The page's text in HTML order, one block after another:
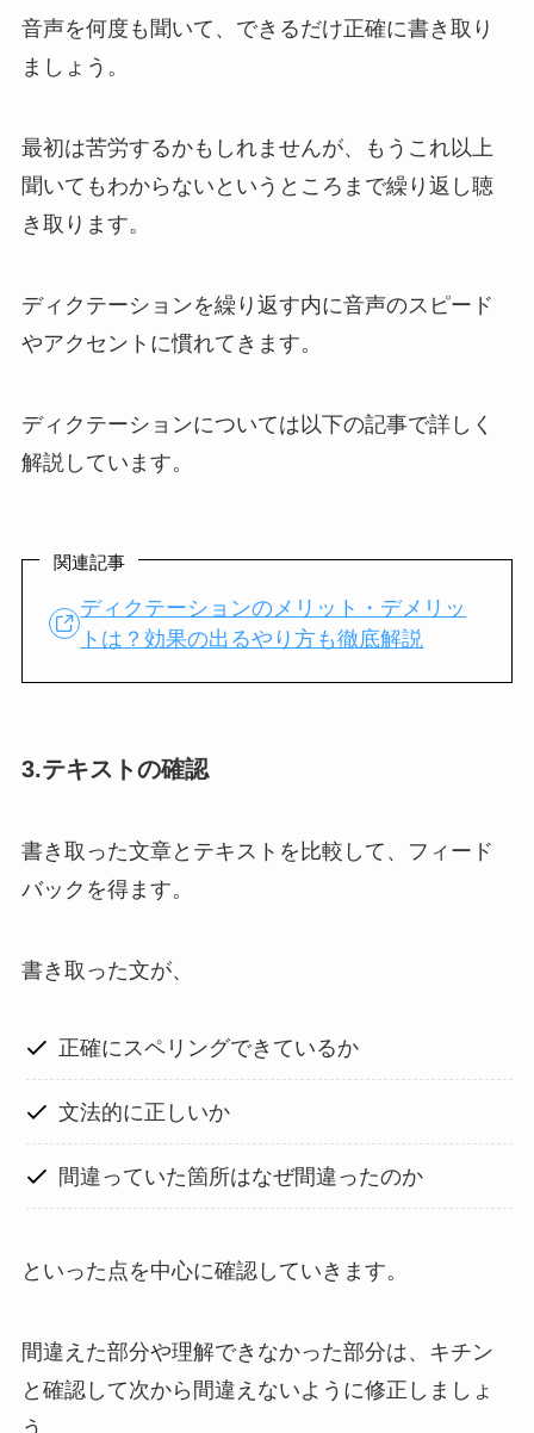
音声を何度も聞いて、できるだけ正確に書き取り
ましょう。
最初は苦労するかもしれませんが、もうこれ以上
聞いてもわからないというところまで繰り返し聴
き取ります。
ディクテーションを繰り返す内に音声のスピード
やアクセントに慣れてきます。
ディクテーションについては以下の記事で詳しく
解説しています。
関連記事
ディクテーションのメリット・デメリッ
トは？効果の出るやり方も徹底解説
3.テキストの確認
書き取った文章とテキストを比較して、フィード
バックを得ます。
書き取った文が、
正確にスペリングできているか
文法的に正しいか
間違っていた箇所はなぜ間違ったのか
といった点を中心に確認していきます。
間違えた部分や理解できなかった部分は、キチン
と確認して次から間違えないように修正しましょ
う。